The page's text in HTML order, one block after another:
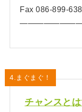
Fax 086-899-
4.まぐまぐ！
チャンスと